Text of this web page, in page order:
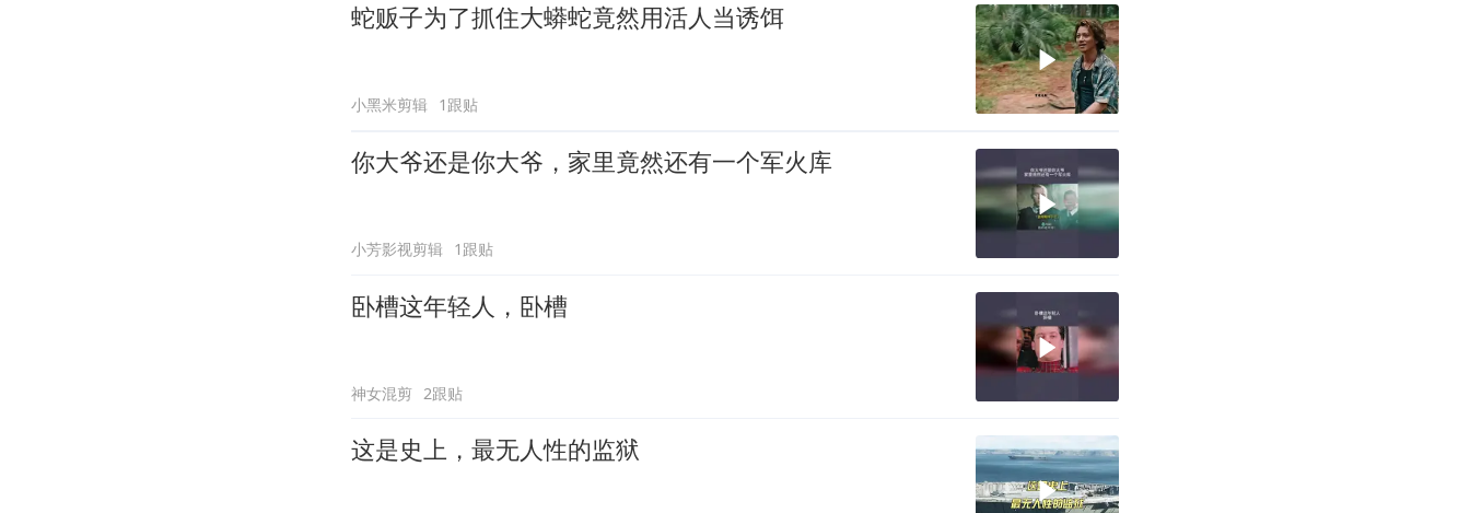
蛇贩子为了抓住大蟒蛇竟然用活人当诱饵
小黑米剪辑 1跟贴
你大爷还是你大爷，家里竟然还有一个军火库
小芳影视剪辑 1跟贴
卧槽这年轻人，卧槽
神女混剪 2跟贴
这是史上，最无人性的监狱